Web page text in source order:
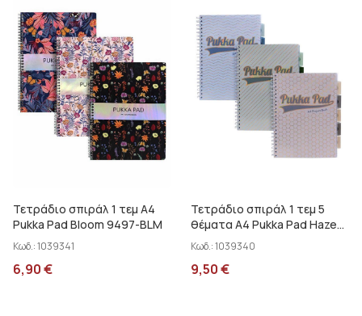
Τετράδιο σπιράλ 1 τεμ Α4
Pukka Pad Bloom 9497-BLM
Κωδ.:1039341
6,90€
Τετράδιο σπιράλ 1 τεμ 5
θέματα Α4 Pukka Pad Haze
9871-HZE
Κωδ.:1039340
9,50€